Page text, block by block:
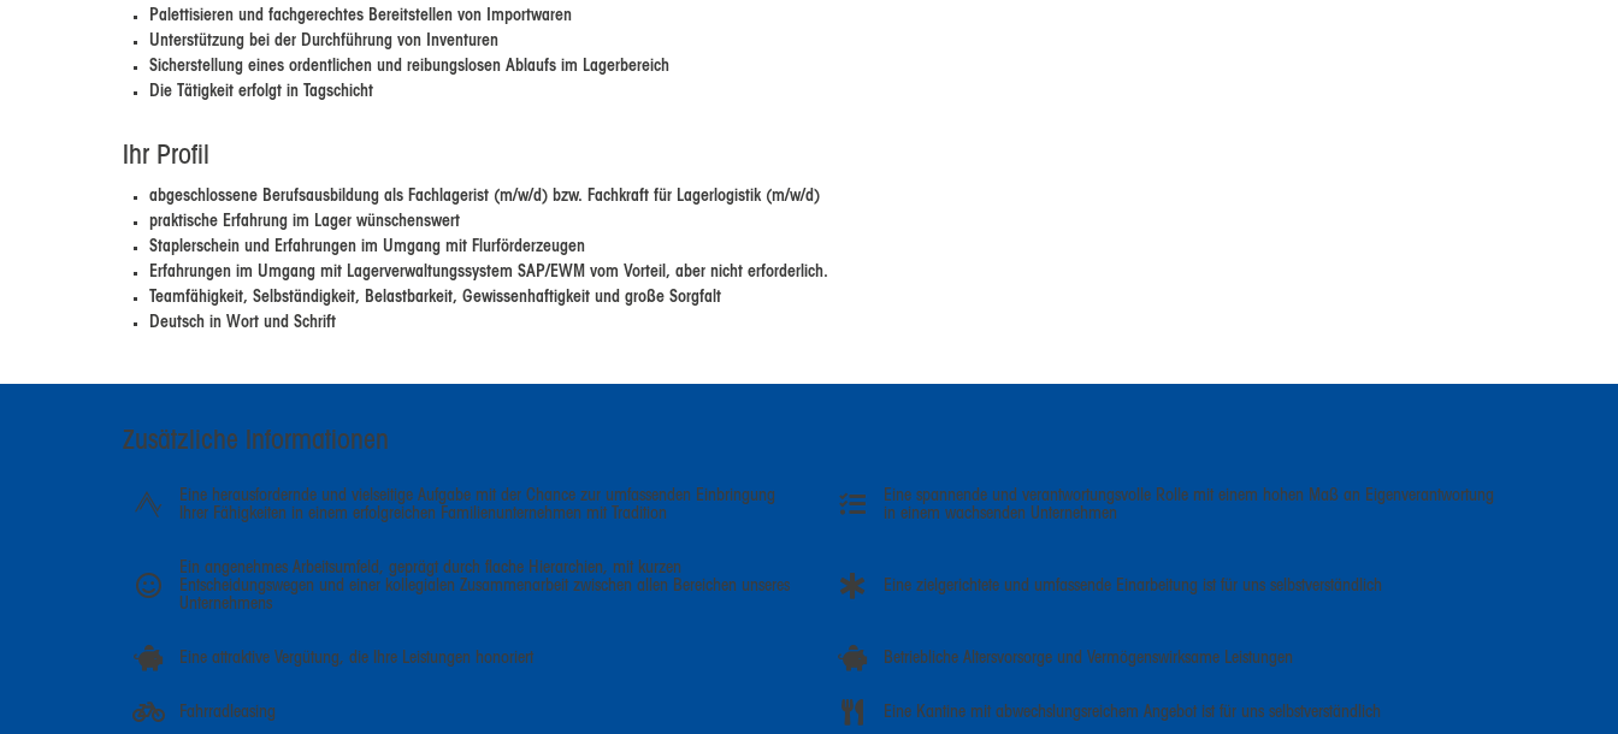
Palettisieren und fachgerechtes Bereitstellen von Importwaren
Unterstützung bei der Durchführung von Inventuren
Sicherstellung eines ordentlichen und reibungslosen Ablaufs im Lagerbereich
Die Tätigkeit erfolgt in Tagschicht
Ihr Profil
abgeschlossene Berufsausbildung als Fachlagerist (m/w/d) bzw. Fachkraft für Lagerlogistik (m/w/d)
praktische Erfahrung im Lager wünschenswert
Staplerschein und Erfahrungen im Umgang mit Flurförderzeugen
Erfahrungen im Umgang mit Lagerverwaltungssystem SAP/EWM vom Vorteil, aber nicht erforderlich.
Teamfähigkeit, Selbständigkeit, Belastbarkeit, Gewissenhaftigkeit und große Sorgfalt
Deutsch in Wort und Schrift
Zusätzliche Informationen
Eine herausfordernde und vielseitige Aufgabe mit der Chance zur umfassenden Einbringung
Ihrer Fähigkeiten in einem erfolgreichen Familienunternehmen mit Tradition
Eine spannende und verantwortungsvolle Rolle mit einem hohen Maß an Eigenverantwortung
in einem wachsenden Unternehmen
Ein angenehmes Arbeitsumfeld, geprägt durch flache Hierarchien, mit kurzen
Entscheidungswegen und einer kollegialen Zusammenarbeit zwischen allen Bereichen unseres
Unternehmens
Eine zielgerichtete und umfassende Einarbeitung ist für uns selbstverständlich
Eine attraktive Vergütung, die Ihre Leistungen honoriert Betriebliche Altersvorsorge und Vermögenswirksame Leistungen
Fahrradleasing Eine Kantine mit abwechslungsreichem Angebot ist für uns selbstverständlich